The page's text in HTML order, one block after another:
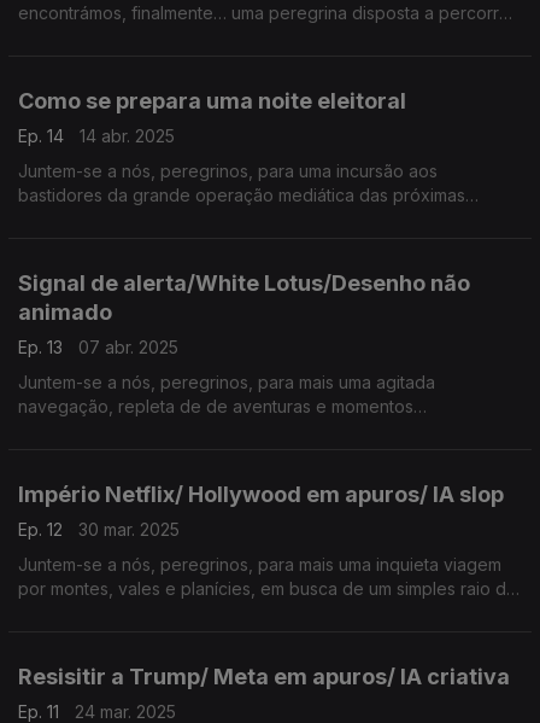
encontrámos, finalmente… uma peregrina disposta a percorrer
Como se prepara uma noite eleitoral
Ep. 14
14 abr. 2025
Juntem-se a nós, peregrinos, para uma incursão aos
bastidores da grande operação mediática das próximas
Signal de alerta/White Lotus/Desenho não
animado
Ep. 13
07 abr. 2025
Juntem-se a nós, peregrinos, para mais uma agitada
navegação, repleta de de aventuras e momentos
Império Netflix/ Hollywood em apuros/ IA slop
Ep. 12
30 mar. 2025
Juntem-se a nós, peregrinos, para mais uma inquieta viagem
por montes, vales e planícies, em busca de um simples raio de
Resisitir a Trump/ Meta em apuros/ IA criativa
Ep. 11
24 mar. 2025